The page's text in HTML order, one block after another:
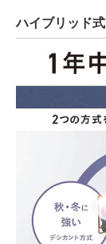
ハイブリッド式